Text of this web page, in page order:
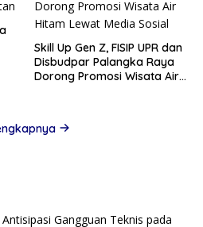
Skill Up Gen Z, FISIP UPR dan
Disbudpar Palangka Raya
Dorong Promosi Wisata Air